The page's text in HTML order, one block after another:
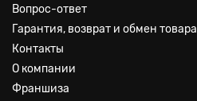
Вопрос-ответ
Гарантия, возврат и обмен товара
Контакты
О компании
Франшиза